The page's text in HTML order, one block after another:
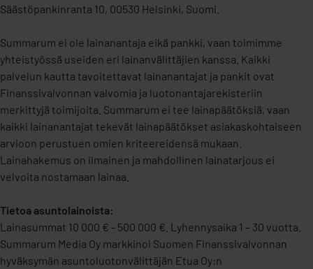
Säästöpankinranta 10, 00530 Helsinki, Suomi.
Summarum ei ole lainanantaja eikä pankki, vaan toimimme
yhteistyössä useiden eri lainanvälittäjien kanssa. Kaikki
palvelun kautta tavoitettavat lainanantajat ja pankit ovat
Finanssivalvonnan valvomia ja luotonantajarekisteriin
merkittyjä toimijoita. Summarum ei tee lainapäätöksiä, vaan
kaikki lainanantajat tekevät lainapäätökset asiakaskohtaiseen
arvioon perustuen omien kriteereidensä mukaan.
Lainahakemus on ilmainen ja mahdollinen lainatarjous ei
velvoita nostamaan lainaa.
Tietoa asuntolainoista:
Lainasummat 10 000 € - 500 000 €. Lyhennysaika 1 – 30 vuotta.
Summarum Media Oy markkinoi Suomen Finanssivalvonnan
hyväksymän asuntoluotonvälittäjän Etua Oy:n